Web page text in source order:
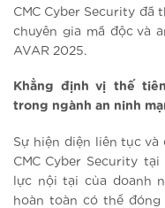
CMC Cyber Security
chuyên gia mã độc và
AVAR 2025.
Khẳng định vị thế
trong ngành an ninh
Sự hiện diện liên tục
CMC Cyber Security
lực nội tại của doanh
hoàn toàn có thể